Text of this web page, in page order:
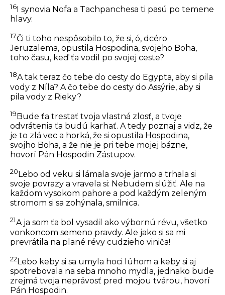
16I synovia Nofa a Tachpanchesa ti pasú po temene
hlavy.
17Či ti toho nespôsobilo to, že si, ó, dcéro
Jeruzalema, opustila Hospodina, svojeho Boha,
toho času, keď ťa vodil po svojej ceste?
18A tak teraz čo tebe do cesty do Egypta, aby si pila
vody z Níla? A čo tebe do cesty do Assýrie, aby si
pila vody z Rieky?
19Bude ťa trestať tvoja vlastná zlosť, a tvoje
odvrátenia ťa budú karhať. A tedy poznaj a vidz, že
je to zlá vec a horká, že si opustila Hospodina,
svojho Boha, a že nie je pri tebe mojej bázne,
hovorí Pán Hospodin Zástupov.
20 Lebo od veku si lámala svoje jarmo a trhala si
svoje povrazy a vravela si: Nebudem slúžiť. Ale na
každom vysokom pahore a pod každým zeleným
stromom si sa zohýnala, smilnica.
21A ja som ťa bol vysadil ako výbornú révu, všetko
vonkoncom semeno pravdy. Ale jako si sa mi
prevrátila na plané révy cudzieho viniča!
22Lebo keby si sa umyla hoci lúhom a keby si aj
spotrebovala na seba mnoho mydla, jednako bude
zrejmá tvoja neprávosť pred mojou tvárou, hovorí
Pán Hospodin.